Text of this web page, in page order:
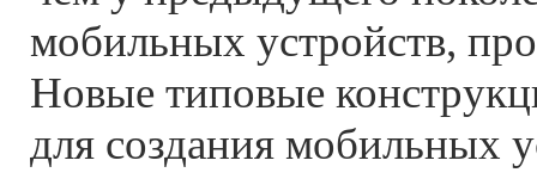
мобильных устройств,
Новые типовые
для создания мобильных